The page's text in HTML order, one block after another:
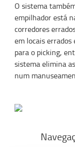
O sistema
empilhador está
corredores
em locais errados
para o picking,
sistema elimina
num